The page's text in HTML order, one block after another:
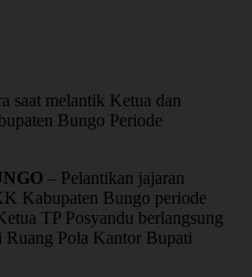
saat melantik Ketua dan
Bungo Periode
– Pelantikan jajaran
Kabupaten Bungo periode
TP Posyandu berlangsung
Ruang Pola Kantor Bupati